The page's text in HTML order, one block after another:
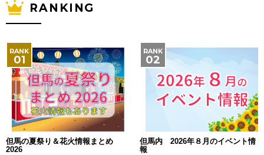
RANKING
但馬の夏祭り＆花火情報まとめ
2026
但馬内 2026年８月のイベント情
報